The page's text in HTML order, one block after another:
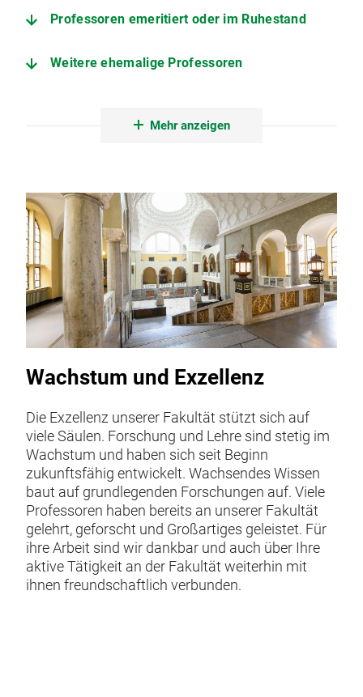
Professoren emeritiert oder im Ruhestand
Weitere ehemalige Professoren
Mehr anzeigen
Wachstum und Exzellenz
Die Exzellenz unserer Fakultät stützt sich auf
viele Säulen. Forschung und Lehre sind stetig im
Wachstum und haben sich seit Beginn
zukunftsfähig entwickelt. Wachsendes Wissen
baut auf grundlegenden Forschungen auf. Viele
Professoren haben bereits an unserer Fakultät
gelehrt, geforscht und Großartiges geleistet. Für
ihre Arbeit sind wir dankbar und auch über Ihre
aktive Tätigkeit an der Fakultät weiterhin mit
ihnen freundschaftlich verbunden.